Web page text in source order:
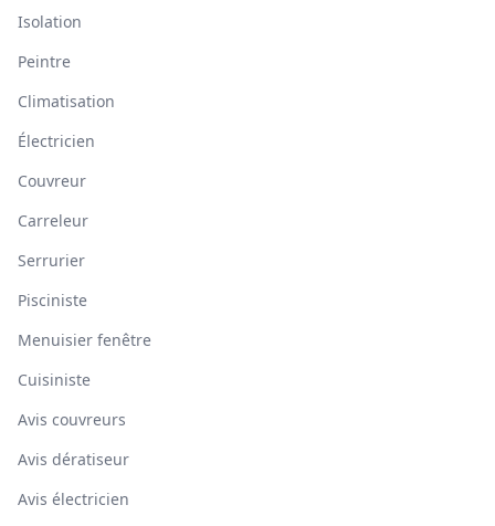
Isolation
Peintre
Climatisation
Électricien
Couvreur
Carreleur
Serrurier
Pisciniste
Menuisier fenêtre
Cuisiniste
Avis couvreurs
Avis dératiseur
Avis électricien